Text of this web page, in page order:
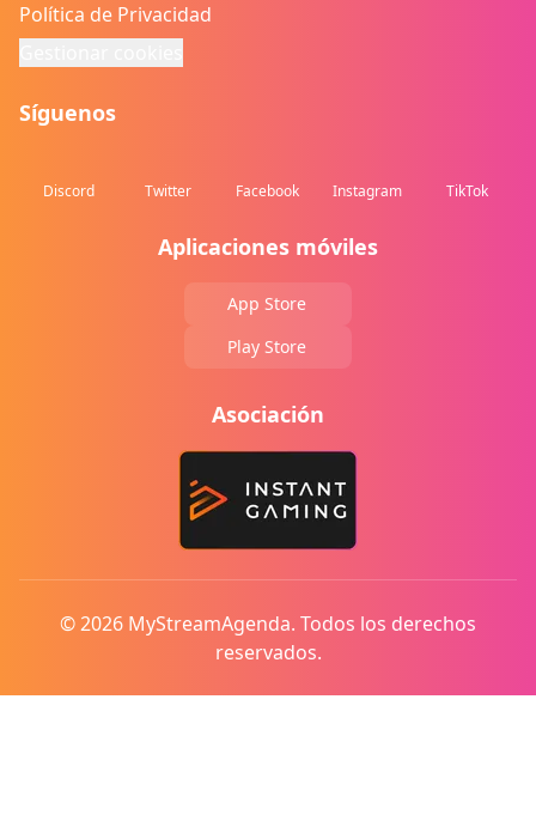
Política de Privacidad
Síguenos
Discord Twitter Facebook Instagram TikTok
Aplicaciones móviles
App Store
Play Store
Asociación
© 2026 MyStreamAgenda. Todos los derechos
reservados.